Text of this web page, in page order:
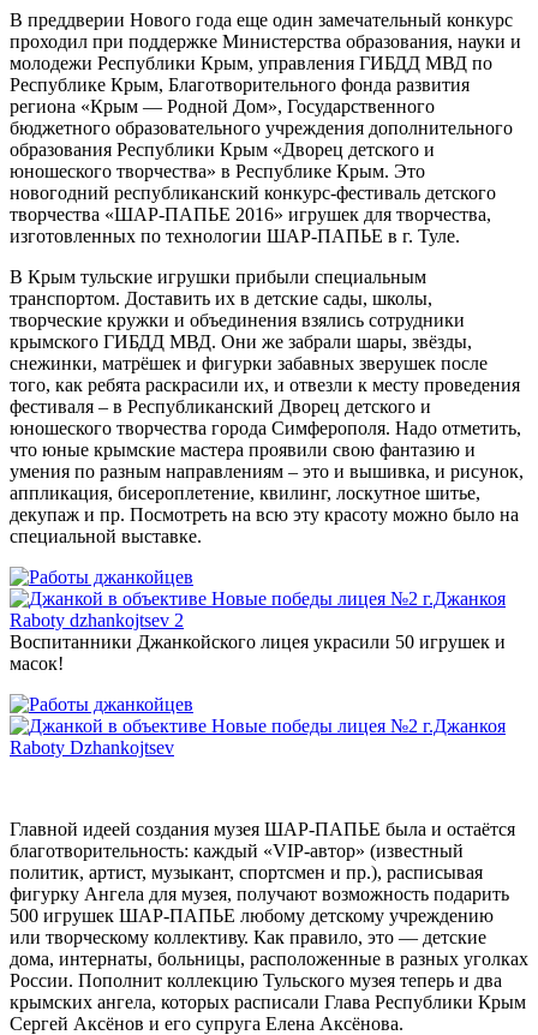
В преддверии Нового года еще один замечательный конкурс
проходил при поддержке Министерства образования, науки и
молодежи Республики Крым, управления ГИБДД МВД по
Республике Крым, Благотворительного фонда развития
региона «Крым — Родной Дом», Государственного
бюджетного образовательного учреждения дополнительного
образования Республики Крым «Дворец детского и
юношеского творчества» в Республике Крым. Это
новогодний республиканский конкурс-фестиваль детского
творчества «ШАР-ПАПЬЕ 2016» игрушек для творчества,
изготовленных по технологии ШАР-ПАПЬЕ в г. Туле.
В Крым тульские игрушки прибыли специальным
транспортом. Доставить их в детские сады, школы,
творческие кружки и объединения взялись сотрудники
крымского ГИБДД МВД. Они же забрали шары, звёзды,
снежинки, матрёшек и фигурки забавных зверушек после
того, как ребята раскрасили их, и отвезли к месту проведения
фестиваля – в Республиканский Дворец детского и
юношеского творчества города Симферополя. Надо отметить,
что юные крымские мастера проявили свою фантазию и
умения по разным направлениям – это и вышивка, и рисунок,
аппликация, бисероплетение, квилинг, лоскутное шитье,
декупаж и пр. Посмотреть на всю эту красоту можно было на
специальной выставке.
Воспитанники Джанкойского лицея украсили 50 игрушек и
масок!
Главной идеей создания музея ШАР-ПАПЬЕ была и остаётся
благотворительность: каждый «VIP-автор» (известный
политик, артист, музыкант, спортсмен и пр.), расписывая
фигурку Ангела для музея, получают возможность подарить
500 игрушек ШАР-ПАПЬЕ любому детскому учреждению
или творческому коллективу. Как правило, это — детские
дома, интернаты, больницы, расположенные в разных уголках
России. Пополнит коллекцию Тульского музея теперь и два
крымских ангела, которых расписали Глава Республики Крым
Сергей Аксёнов и его супруга Елена Аксёнова.